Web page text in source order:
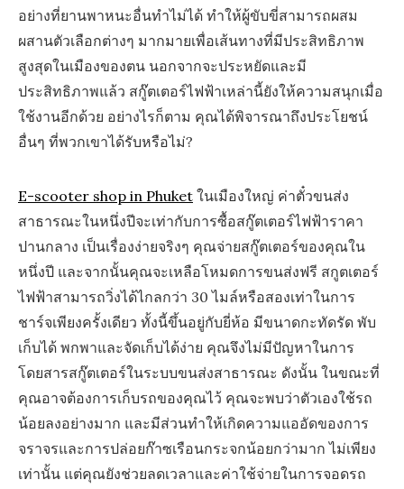
อย่างที่ยานพาหนะอื่นทำไม่ได้ ทำให้ผู้ขับขี่สามารถผสม
ผสานตัวเลือกต่างๆ มากมายเพื่อเส้นทางที่มีประสิทธิภาพ
สูงสุดในเมืองของตน นอกจากจะประหยัดและมี
ประสิทธิภาพแล้ว สกู๊ตเตอร์ไฟฟ้าเหล่านี้ยังให้ความสนุกเมื่อ
ใช้งานอีกด้วย อย่างไรก็ตาม คุณได้พิจารณาถึงประโยชน์
อื่นๆ ที่พวกเขาได้รับหรือไม่?
E-scooter shop in Phuket ในเมืองใหญ่ ค่าตั๋วขนส่ง
สาธารณะในหนึ่งปีจะเท่ากับการซื้อสกู๊ตเตอร์ไฟฟ้าราคา
ปานกลาง เป็นเรื่องง่ายจริงๆ คุณจ่ายสกู๊ตเตอร์ของคุณใน
หนึ่งปี และจากนั้นคุณจะเหลือโหมดการขนส่งฟรี สกูตเตอร์
ไฟฟ้าสามารถวิ่งได้ไกลกว่า 30 ไมล์หรือสองเท่าในการ
ชาร์จเพียงครั้งเดียว ทั้งนี้ขึ้นอยู่กับยี่ห้อ มีขนาดกะทัดรัด พับ
เก็บได้ พกพาและจัดเก็บได้ง่าย คุณจึงไม่มีปัญหาในการ
โดยสารสกู๊ตเตอร์ในระบบขนส่งสาธารณะ ดังนั้น ในขณะที่
คุณอาจต้องการเก็บรถของคุณไว้ คุณจะพบว่าตัวเองใช้รถ
น้อยลงอย่างมาก และมีส่วนทำให้เกิดความแออัดของการ
จราจรและการปล่อยก๊าซเรือนกระจกน้อยกว่ามาก ไม่เพียง
เท่านั้น แต่คุณยังช่วยลดเวลาและค่าใช้จ่ายในการจอดรถ